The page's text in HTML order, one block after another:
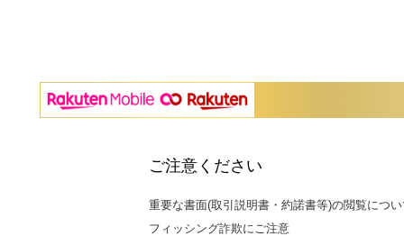
ご注意ください
重要な書面(取引説明書・約諾書等)の閲覧につ
フィッシング詐欺にご注意